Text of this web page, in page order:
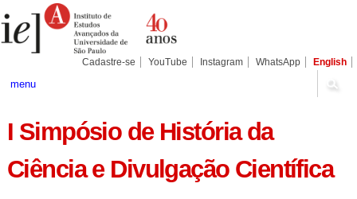
para
conteúdo.
Pessoais
Cadastre-se YouTube Instagram WhatsApp English
menu
I Simpósio de História da
Ciência e Divulgação Científica